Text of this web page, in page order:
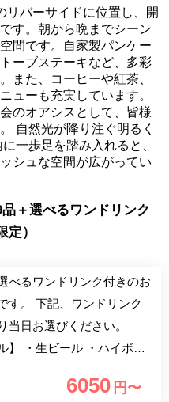
リバーサイドに位置し、開
す。朝から晩までシーン
間です。自家製パンケー
ーブステーキなど、多彩
また、コーヒーや紅茶、
ューも充実しています。
のオアシスとして、皆様
自然光が降り注ぐ明るく
一歩足を踏み入れると、
シュな空間が広がってい
＋選べるワンドリンク
）
べるワンドリンク付きのお
す。 下記、ワンドリンク
当日お選びください。
】 ・生ビール ・ハイボー
ジ、グレープフルーツ）
6050 円〜